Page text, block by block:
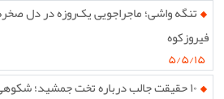
تنگه واشی؛ ماجراجویی یک‌روزه در دل
فیروزکوه
۵/۵/۱۵